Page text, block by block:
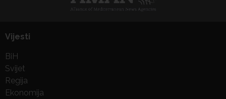
Vijesti
BiH
Svijet
Regija
Ekonomija